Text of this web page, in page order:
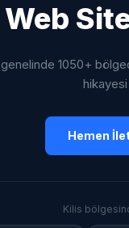
1050+
Hemen
Kilis